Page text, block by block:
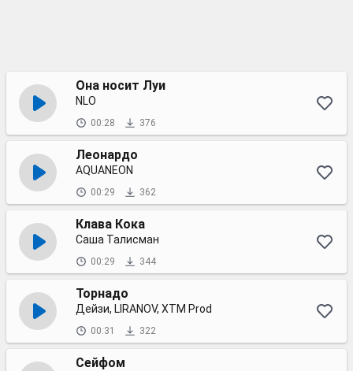
Она носит Луи
NLO
00:28 376
Леонардо
AQUANEON
00:29 362
Клава Кока
Саша Талисман
00:29 344
Торнадо
Дейзи, LIRANOV, XTM Prod
00:31 322
Сейфом